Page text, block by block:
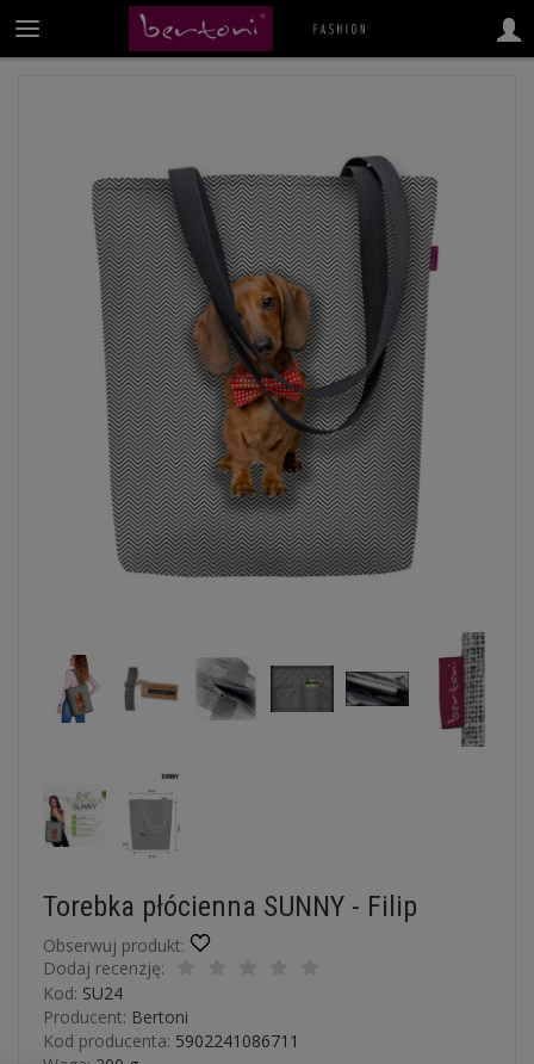
Torebka płócienna SUNNY - Filip
Obserwuj produkt:
Dodaj recenzję:
Kod: SU24
Producent: Bertoni
Kod producenta: 5902241086711